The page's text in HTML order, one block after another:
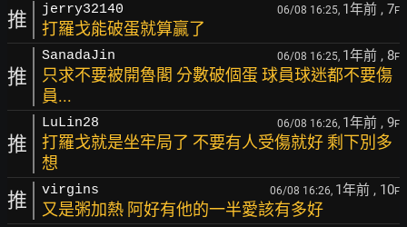
推 jerry32140 06/08 16:25, 1年前 , 7F
打羅戈能破蛋就算贏了
推
SanadaJin 06/08 16:25, 1年前 , 8F
只求不要被開魯閣 分數破個蛋 球員球迷都不要傷
員...
推
LuLin28 06/08 16:26, 1年前 , 9F
打羅戈就是坐牢局了 不要有人受傷就好 剩下別多
想
推 virgins 06/08 16:26, 1年前 , 10F
又是粥加熱 阿好有他的一半愛該有多好